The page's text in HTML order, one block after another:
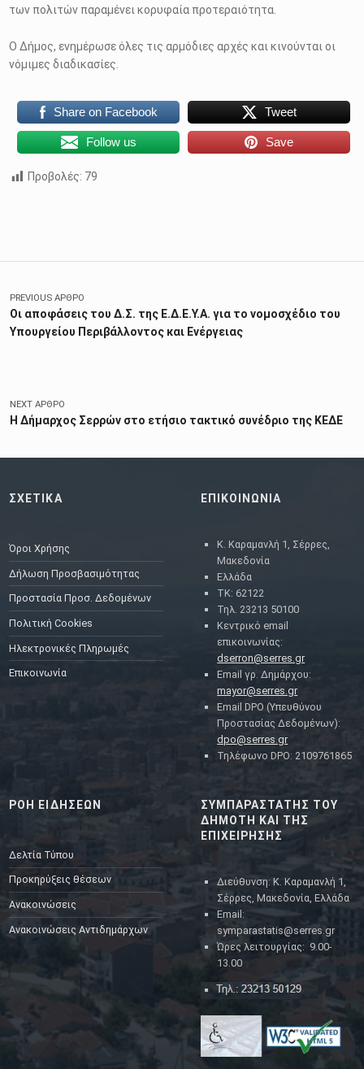
των πολιτών παραμένει κορυφαία προτεραιότητα.
Ο Δήμος, ενημέρωσε όλες τις αρμόδιες αρχές και κινούνται οι
νόμιμες διαδικασίες.
Share on Facebook Tweet
Follow us Save
Προβολές: 79
Πλοήγηση άρθρων
PREVIOUS ΆΡΘΡΟ
Οι αποφάσεις του Δ.Σ. της Ε.Δ.Ε.Υ.Α. για το νομοσχέδιο του
Υπουργείου Περιβάλλοντος και Ενέργειας
NEXT ΆΡΘΡΟ
Η Δήμαρχος Σερρών στο ετήσιο τακτικό συνέδριο της ΚΕΔΕ
ΣΧΕΤΙΚΑ
Όροι Χρήσης
Δήλωση Προσβασιμότητας
Προστασία Προσ. Δεδομένων
Πολιτική Cookies
Ηλεκτρονικές Πληρωμές
Επικοινωνία
ΕΠΙΚΟΙΝΩΝΙΑ
Κ. Καραμανλή 1, Σέρρες,
Μακεδονία
Ελλάδα
ΤΚ: 62122
Τηλ. 23213 50100
Κεντρικό email
επικοινωνίας:
dserron@serres.gr
Email γρ. Δημάρχου:
mayor@serres.gr
Email DPO (Υπευθύνου
Προστασίας Δεδομένων):
dpo@serres.gr
Τηλέφωνο DPO: 2109761865
ΡΟΗ ΕΙΔΗΣΕΩΝ
Δελτία Τύπου
Προκηρύξεις θέσεων
Ανακοινώσεις
Ανακοινώσεις Αντιδημάρχων
ΣΥΜΠΑΡΑΣΤΑΤΗΣ ΤΟΥ
ΔΗΜΟΤΗ ΚΑΙ ΤΗΣ
ΕΠΙΧΕΙΡΗΣΗΣ
Διεύθυνση: Κ. Καραμανλή 1,
Σέρρες, Μακεδονία, Ελλάδα
Email:
symparastatis@serres.gr
Ώρες λειτουργίας: 9.00-
13.00